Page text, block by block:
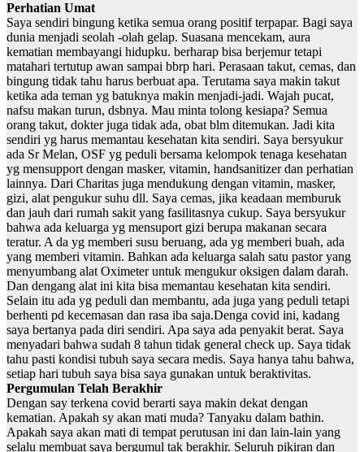
Perhatian Umat
Saya sendiri bingung ketika semua orang positif terpapar. Bagi saya
dunia menjadi seolah -olah gelap. Suasana mencekam, aura
kematian membayangi hidupku. berharap bisa berjemur tetapi
matahari tertutup awan sampai bbrp hari. Perasaan takut, cemas, dan
bingung tidak tahu harus berbuat apa. Terutama saya makin takut
ketika ada teman yg batuknya makin menjadi-jadi. Wajah pucat,
nafsu makan turun, dsbnya. Mau minta tolong kesiapa? Semua
orang takut, dokter juga tidak ada, obat blm ditemukan. Jadi kita
sendiri yg harus memantau kesehatan kita sendiri. Saya bersyukur
ada Sr Melan, OSF yg peduli bersama kelompok tenaga kesehatan
yg mensupport dengan masker, vitamin, handsanitizer dan perhatian
lainnya. Dari Charitas juga mendukung dengan vitamin, masker,
gizi, alat pengukur suhu dll. Saya cemas, jika keadaan memburuk
dan jauh dari rumah sakit yang fasilitasnya cukup. Saya bersyukur
bahwa ada keluarga yg mensuport gizi berupa makanan secara
teratur. A da yg memberi susu beruang, ada yg memberi buah, ada
yang memberi vitamin. Bahkan ada keluarga salah satu pastor yang
menyumbang alat Oximeter untuk mengukur oksigen dalam darah.
Dan dengang alat ini kita bisa memantau kesehatan kita sendiri.
Selain itu ada yg peduli dan membantu, ada juga yang peduli tetapi
berhenti pd kecemasan dan rasa iba saja.Denga covid ini, kadang
saya bertanya pada diri sendiri. Apa saya ada penyakit berat. Saya
menyadari bahwa sudah 8 tahun tidak general check up. Saya tidak
tahu pasti kondisi tubuh saya secara medis. Saya hanya tahu bahwa,
setiap hari tubuh saya bisa saya gunakan untuk beraktivitas.
Pergumulan Telah Berakhir
Dengan say terkena covid berarti saya makin dekat dengan
kematian. Apakah sy akan mati muda? Tanyaku dalam bathin.
Apakah saya akan mati di tempat perutusan ini dan lain-lain yang
selalu membuat saya bergumul tak berakhir. Seluruh pikiran dan